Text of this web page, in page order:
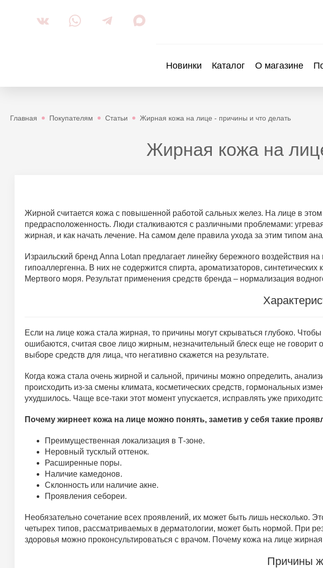
Новинки Каталог О магазине
Главная Покупателям Статьи Жирная кожа на лице - причины и что делать
Жирная кожа на
Жирной считается кожа с повышенной работой сальных желез. На лице в
предрасположенность. Люди сталкиваются с различными проблемами:
жирная, и как начать лечение. На самом деле правила ухода за этим типом
Израильский бренд Anna Lotan предлагает линейку бережного воздействия
гипоаллергенна. В них не содержится спирта, ароматизаторов,
Мертвого моря. Результат применения средств бренда – нормализация
Если на лице кожа стала жирная, то причины могут скрываться глубоко.
ошибаются, считая свое лицо жирным, незначительный блеск еще не
выборе средств для лица, что негативно скажется на результате.
Когда кожа стала очень жирной и сальной, причины можно определить,
происходить из-за смены климата, косметических средств, гормональных
ухудшилось. Чаще все-таки этот момент упускается, исправлять уже
Почему жирнеет кожа на лице можно понять, заметив у себя такие
Преимущественная локализация в Т-зоне.
Неровный тусклый оттенок.
Расширенные поры.
Наличие камедонов.
Склонность или наличие акне.
Проявления себореи.
Необязательно сочетание всех проявлений, их может быть лишь несколько.
четырех типов, рассматриваемых в дерматологии, может быть нормой. При
здоровья можно проконсультироваться с врачом. Почему кожа на лице
Причины